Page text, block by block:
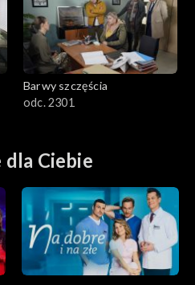
Barwy szczęścia
odc. 2301
dla Ciebie